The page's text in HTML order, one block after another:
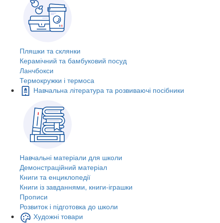
Пляшки та склянки
Керамічний та бамбуковий посуд
Ланчбокси
Термокружки і термоса
Навчальна література та розвиваючі посібники
Навчальні матеріали для школи
Демонстраційний матеріал
Книги та енциклопедії
Книги із завданнями, книги-іграшки
Прописи
Розвиток і підготовка до школи
Художні товари